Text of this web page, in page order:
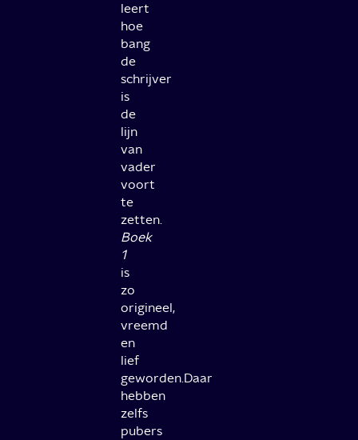
leert
hoe
bang
de
schrijver
is
de
lijn
van
vader
voort
te
zetten.
Boek
1
is
zo
origineel,
vreemd
en
lief
geworden.Daar
hebben
zelfs
pubers